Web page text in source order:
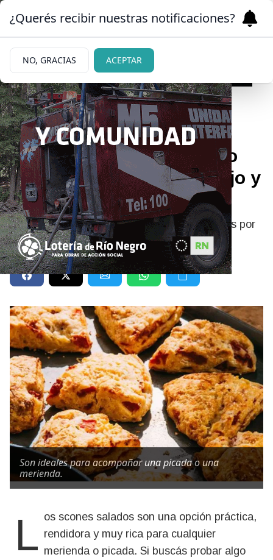
10/06/2026
Una opción original: cómo
hacer scones de queso, ajo y
tomates secos
Fáciles de hacer, crocantes por fuera y tiernos por
dentro.
Son ideales para acompañar una picada o una
merienda.
Los scones salados son una opción práctica, rendidora y muy rica para cualquier
merienda o picada. Si buscás probar algo
¿Querés recibir nuestras notificaciones?
NO, GRACIAS ACEPTAR